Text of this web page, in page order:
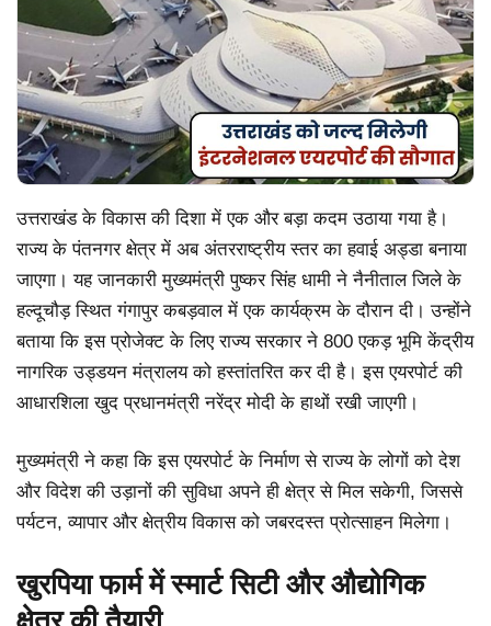
उत्तराखंड के विकास की दिशा में एक और बड़ा कदम उठाया गया है।
राज्य के पंतनगर क्षेत्र में अब अंतरराष्ट्रीय स्तर का हवाई अड्डा बनाया
जाएगा। यह जानकारी मुख्यमंत्री पुष्कर सिंह धामी ने नैनीताल जिले के
हल्दूचौड़ स्थित गंगापुर कबड़वाल में एक कार्यक्रम के दौरान दी। उन्होंने
बताया कि इस प्रोजेक्ट के लिए राज्य सरकार ने 800 एकड़ भूमि केंद्रीय
नागरिक उड्डयन मंत्रालय को हस्तांतरित कर दी है। इस एयरपोर्ट की
आधारशिला खुद प्रधानमंत्री नरेंद्र मोदी के हाथों रखी जाएगी।
मुख्यमंत्री ने कहा कि इस एयरपोर्ट के निर्माण से राज्य के लोगों को देश
और विदेश की उड़ानों की सुविधा अपने ही क्षेत्र से मिल सकेगी, जिससे
पर्यटन, व्यापार और क्षेत्रीय विकास को जबरदस्त प्रोत्साहन मिलेगा।
खुरपिया फार्म में स्मार्ट सिटी और औद्योगिक